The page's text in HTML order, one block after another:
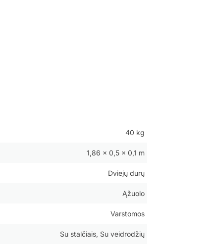
40 kg
1,86 × 0,5 × 0,1 m
Dviejų durų
Ąžuolo
Varstomos
Su stalčiais, Su veidrodžių